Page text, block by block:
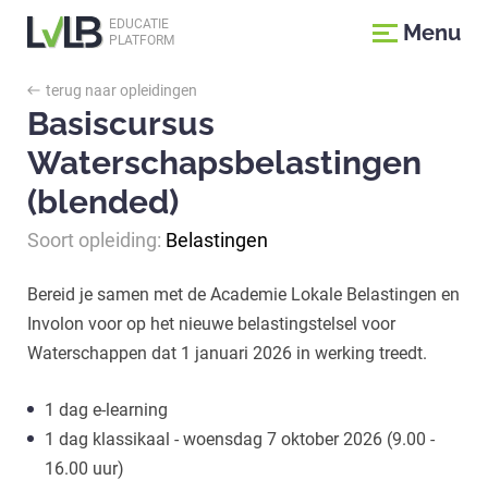
EDUCATIE
PLATFORM
Menu
terug naar opleidingen
Basiscursus
Waterschapsbelastingen
(blended)
Soort opleiding: Belastingen
Bereid je samen met de Academie Lokale Belastingen en
Involon voor op het nieuwe belastingstelsel voor
Waterschappen dat 1 januari 2026 in werking treedt.
1 dag e-learning
1 dag klassikaal - woensdag 7 oktober 2026 (9.00 -
16.00 uur)